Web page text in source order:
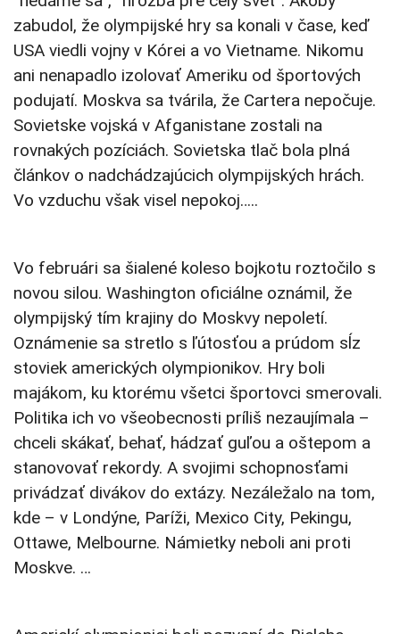
zabudol, že olympijské hry sa konali v čase, keď
USA viedli vojny v Kórei a vo Vietname. Nikomu
ani nenapadlo izolovať Ameriku od športových
podujatí. Moskva sa tvárila, že Cartera nepočuje.
Sovietske vojská v Afganistane zostali na
rovnakých pozíciách. Sovietska tlač bola plná
článkov o nadchádzajúcich olympijských hrách.
Vo vzduchu však visel nepokoj…..
Vo februári sa šialené koleso bojkotu roztočilo s
novou silou. Washington oficiálne oznámil, že
olympijský tím krajiny do Moskvy nepoletí.
Oznámenie sa stretlo s ľútosťou a prúdom sĺz
stoviek amerických olympionikov. Hry boli
majákom, ku ktorému všetci športovci smerovali.
Politika ich vo všeobecnosti príliš nezaujímala –
chceli skákať, behať, hádzať guľou a oštepom a
stanovovať rekordy. A svojimi schopnosťami
privádzať divákov do extázy. Nezáležalo na tom,
kde – v Londýne, Paríži, Mexico City, Pekingu,
Ottawe, Melbourne. Námietky neboli ani proti
Moskve. …